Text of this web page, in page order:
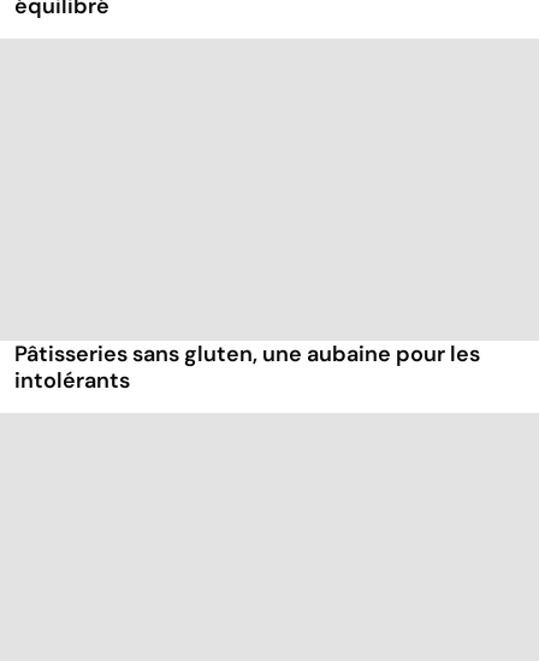
Pâtisseries sans gluten, une aubaine pour les
intolérants